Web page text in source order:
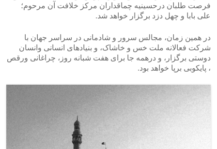
فرصت طلبان درحسینیه چماقداران مرکز خلافت آن مرحوم؛
علی بابا و چهل دزد برگزار خواهد شد.
در همین زمان، مجالس سرور و شادمانی در سراسر جهان با
شرکت فعالانه ملت خس و خاشاک، و بنیادهای انسانی وانسان
دوستی برگزار، و درهمه جا برای هفت شبانه روز، چراغانی ورقص
، پایکوبی برپا خواهد بود.